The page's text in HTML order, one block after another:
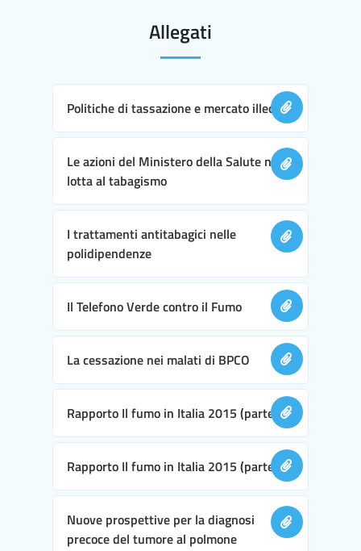
Allegati
Politiche di tassazione e mercato illecito
Le azioni del Ministero della Salute nella
lotta al tabagismo
I trattamenti antitabagici nelle
polidipendenze
Il Telefono Verde contro il Fumo
La cessazione nei malati di BPCO
Rapporto Il fumo in Italia 2015 (parte I)
Rapporto Il fumo in Italia 2015 (parte II)
Nuove prospettive per la diagnosi
precoce del tumore al polmone